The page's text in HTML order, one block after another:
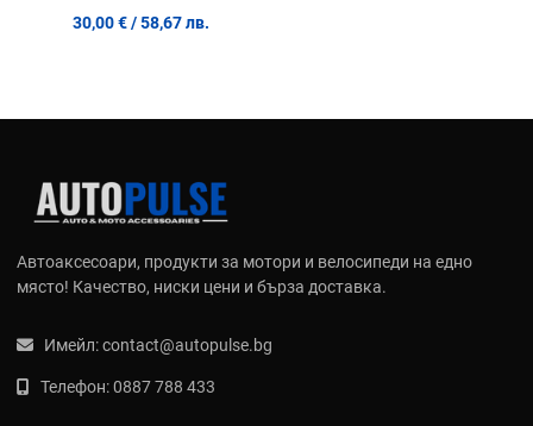
30,00 € / 58,67 лв.
Автоаксесоари, продукти за мотори и велосипеди на едно
място! Качество, ниски цени и бърза доставка.
Имейл:contact@autopulse.bg
Телефон:0887 788 433